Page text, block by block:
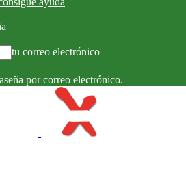
tu correo electrónico
por correo electrónico.